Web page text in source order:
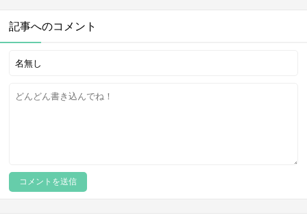
記事へのコメント